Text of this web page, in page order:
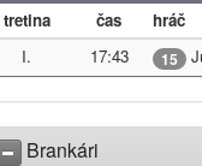
tretina čas
hráč
I.
17:43 15
Brankári